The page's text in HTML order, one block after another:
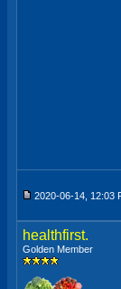
2020-06-14, 12:03
healthfirst.
Golden Member